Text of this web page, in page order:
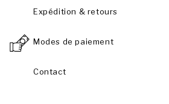
Expédition & retours
Modes de paiement
Contact